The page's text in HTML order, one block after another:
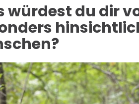
würdest du dir